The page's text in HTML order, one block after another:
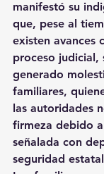
manifestó su
que, pese al
existen avances
proceso judicial,
generado
familiares,
las autoridades
firmeza debido
señalada con
seguridad